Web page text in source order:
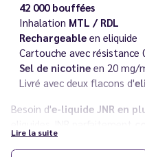
42 000 bouffées
Inhalation MTL / RDL
Rechargeable en eliquide
Cartouche avec résistance
Sel de nicotine en 20 mg/
Livré avec deux flacons d'
Besoin d'e-liquide JNR en
Découvrez également toute
Lire la suite